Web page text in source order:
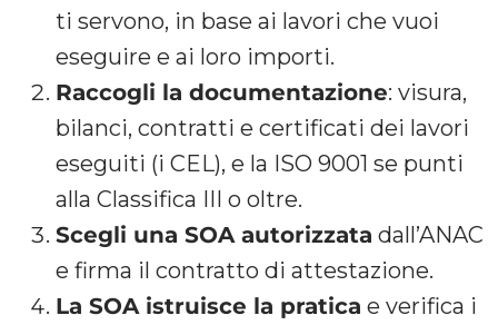
ti servono, in base ai lavori che vuoi
eseguire e ai loro importi.
Raccogli la documentazione: visura,
bilanci, contratti e certificati dei lavori
eseguiti (i CEL), e la ISO 9001 se punti
alla Classifica III o oltre.
Scegli una SOA autorizzata dall’ANAC
e firma il contratto di attestazione.
La SOA istruisce la pratica e verifica i